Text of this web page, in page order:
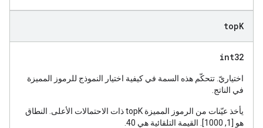
topK
int32
اختياريّ. تتحكّم هذه السمة في كيفية اختيار النموذج للرموز المميزة
في الناتج.
يأخذ عيّنات من الرموز المميزة topK ذات الاحتمالات الأعلى. النطاق
هو [1, 1000]. القيمة التلقائية هي 40.